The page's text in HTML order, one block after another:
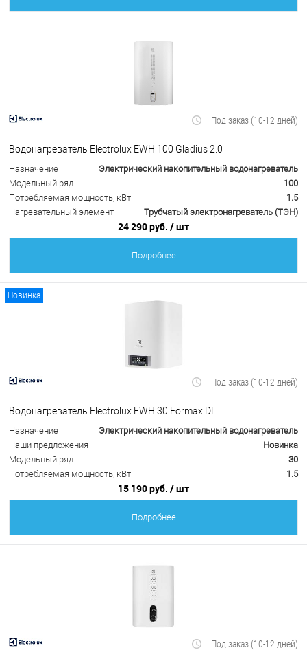
Под заказ (10-12 дней)
Водонагреватель Electrolux EWH 100 Gladius 2.0
Назначение
Электрический накопительный водонагреватель
Модельный ряд
100
Потребляемая мощность, кВт
1.5
Нагревательный элемент
Трубчатый электронагреватель (ТЭН)
24 290 руб. / шт
Подробнее
Новинка
Под заказ (10-12 дней)
Водонагреватель Electrolux EWH 30 Formax DL
Назначение
Электрический накопительный водонагреватель
Наши предложения
Новинка
Модельный ряд
30
Потребляемая мощность, кВт
1.5
15 190 руб. / шт
Подробнее
Под заказ (10-12 дней)